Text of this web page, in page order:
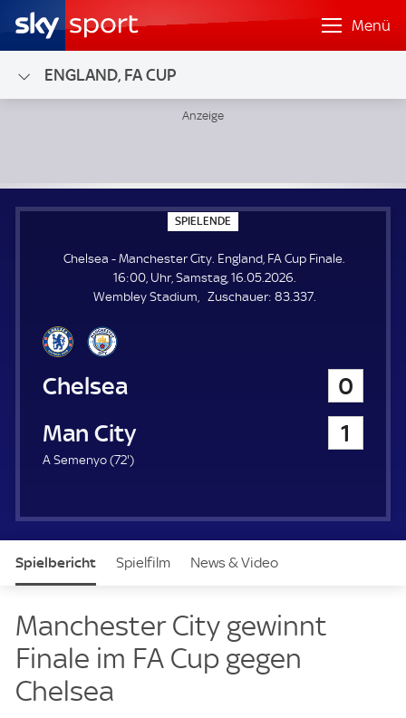
Menü
ENGLAND, FA CUP
SPIELENDE
P
E
L
E
N
Chelsea - Manchester City. England, FA Cup Finale.
16:00, Uhr, Samstag, 16.05.2026.
Wembley Stadium
Zuschauer: Z
83.337.
Chelsea
0
Manchester City
1
A Semenyo (72'7
u
)
Spielbericht Spielfilm News & Video
Manchester City gewinnt
Finale im FA Cup gegen
Chelsea